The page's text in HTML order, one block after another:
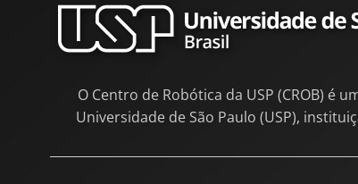
O Centro de Robótica da USP (CROB) é
Universidade de São Paulo (USP),